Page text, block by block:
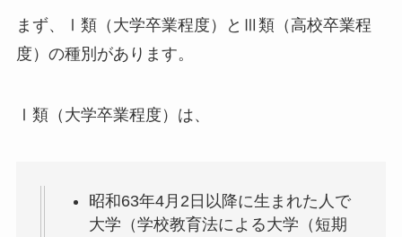
まず、Ⅰ類（大学卒業程度）とⅢ類（高校卒業程
度）の種別があります。
Ⅰ類（大学卒業程度）は、
昭和63年4月2日以降に生まれた人で
大学（学校教育法による大学（短期